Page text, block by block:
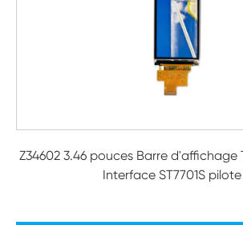
Z34602 3.46 pouces Barre d'affichage
Interface ST7701S